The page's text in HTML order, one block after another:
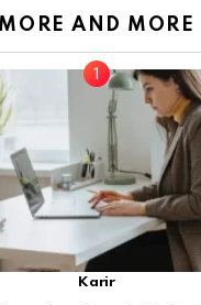
MORE AND MORE
Karir